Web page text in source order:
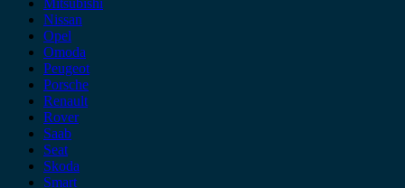
Nissan
Opel
Omoda
Peugeot
Porsche
Renault
Rover
Saab
Seat
Skoda
Smart